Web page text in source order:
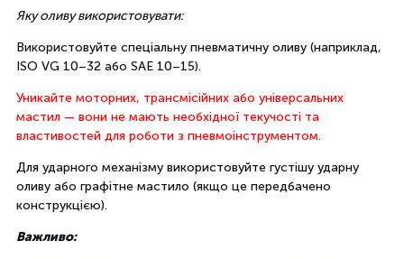
Яку оливу використовувати:
Використовуйте спеціальну пневматичну оливу (наприклад,
ISO VG 10–32 або SAE 10–15).
Уникайте моторних, трансмісійних або універсальних
мастил — вони не мають необхідної текучості та
властивостей для роботи з пневмоінструментом.
Для ударного механізму використовуйте густішу ударну
оливу або графітне мастило (якщо це передбачено
конструкцією).
Важливо: